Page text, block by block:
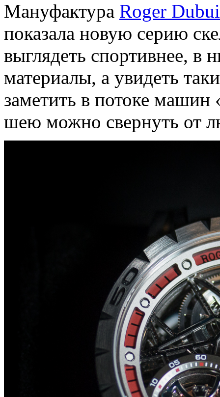
Мануфактура Roger
показала новую серию
выглядеть спортивнее, в
материалы, а увидеть
заметить в потоке
шею можно свернуть от